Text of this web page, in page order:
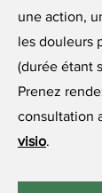
une action,
les douleurs
(durée étant
Prenez
consultation
visio.